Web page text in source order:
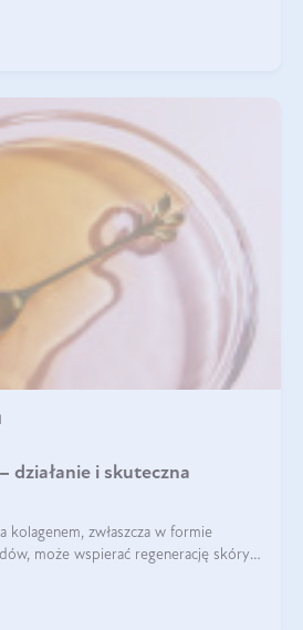
działanie i skuteczna
kolagenem, zwłaszcza w formie
może wspierać regenerację skóry i